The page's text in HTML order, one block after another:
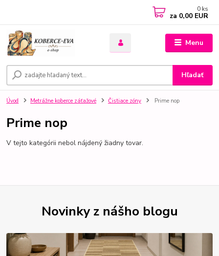
Menu
Hľadať
0 ks
za 0,00 EUR
Úvod Metrážne koberce záťažové Čistiace zóny Prime nop
Prime nop
V tejto kategórii nebol nájdený žiadny tovar.
Novinky z nášho blogu